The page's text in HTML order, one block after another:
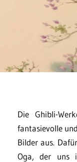
Die Ghibli-
fantasievolle
Bilder aus.
Oga, der uns